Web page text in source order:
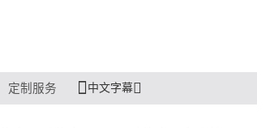
定制服务 中文字幕